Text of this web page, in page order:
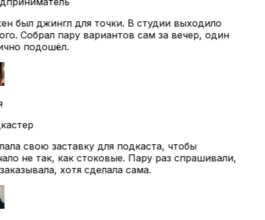
был джингл для точки. В студии выходило
Собрал пару вариантов сам за вечер, один
подошёл.
свою заставку для подкаста, чтобы
не так, как стоковые. Пару раз спрашивали,
хотя сделала сама.